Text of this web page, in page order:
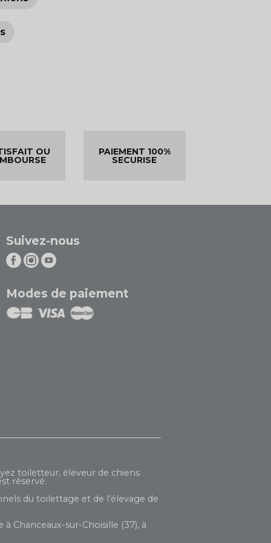
OU PAIEMENT 100%
SECURISE
Suivez-nous
Modes de paiement
toiletteur, éleveur de chiens
réservé.
du toilettage et de l’élevage de
Chanceaux-sur-Choisille (37), à